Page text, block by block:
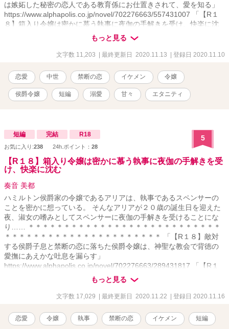
は嫉妬した秘密の恋人である教育係にお仕置きされて、愛を知る」
https://www.alphapolis.co.jp/novel/702276663/557431007 「【R１
８】箱入り令嬢は密かに慕う執事に夜伽の手解きを受け、快楽に沈
む」 https://www.alphapolis.co.jp/novel/702276663/524431855
「【R１８】英国公爵の妹を演じる令嬢は、偽りの兄である恋人に甘
やかされ、溺愛される」
もっと見る
文字数 11,203 | 最終更新日 2020.11.13 | 登録日 2020.11.10
恋愛 中世 禁断の恋 イケメン 令嬢
侯爵令嬢 短編 溺愛 甘々 エタニティ
短編 完結 R18
お気に入り:238 24h.ポイント： 28
5
【R１８】箱入り令嬢は密かに慕う執事に夜伽の手解きを受
け、快楽に沈む
奏音 美都
ハミルトン侯爵家の令嬢であるアリアは、執事であるスペンサーの
ことを密かに想っている。 そんなアリアが２０歳の誕生日を迎えた
夜、淑女の嗜みとしてスペンサーに夜伽の手解きを受けることにな
り…… ＊＊＊＊＊＊＊＊＊＊＊＊＊＊＊＊＊＊＊＊＊＊＊＊＊＊＊
＊＊＊＊＊＊＊＊＊＊＊＊＊＊＊＊＊＊＊＊＊＊ 「【R１８】敵対
する侯爵子息と禁断の恋に落ちた侯爵令嬢は、神聖な教会で背徳の
愛撫にあえかな吐息を漏らす」
https://www.alphapolis.co.jp/novel/702276663/289431817 「【R１
８】健気なプリンセスは嫉妬した秘密の恋人である教育係にお仕置
https://www.alphapolis.co.jp/novel/702276663/557431007 「【R１
れ、溺愛される」
https://www.alphapolis.co.jp/novel/702276663/373432460
もっと見る
文字数 17,029 | 最終更新日 2020.11.22 | 登録日 2020.11.16
恋愛 令嬢 執事 禁断の恋 イケメン 短編